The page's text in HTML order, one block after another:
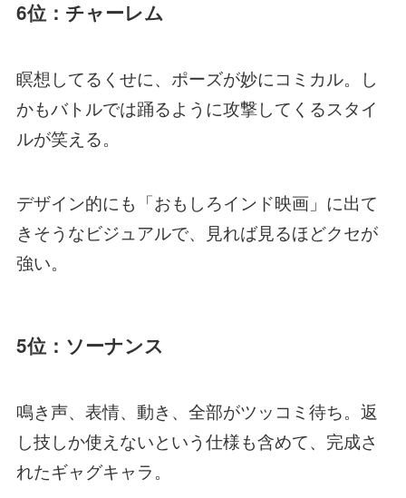
6位：チャーレム
瞑想してるくせに、ポーズが妙にコミカル。し
かもバトルでは踊るように攻撃してくるスタイ
ルが笑える。
デザイン的にも「おもしろインド映画」に出て
きそうなビジュアルで、見れば見るほどクセが
強い。
5位：ソーナンス
鳴き声、表情、動き、全部がツッコミ待ち。返
し技しか使えないという仕様も含めて、完成さ
れたギャグキャラ。